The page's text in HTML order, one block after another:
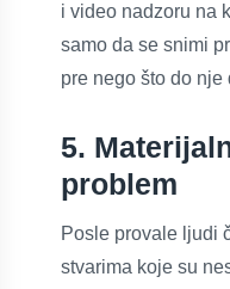
i video nadzoru na
samo da se snimi
pre nego što do nje
5.
problem
Posle provale ljudi
stvarima koje su